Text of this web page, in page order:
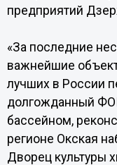
предприятий
«За последние
важнейшие
лучших в России
долгожданный
бассейном,
регионе Окская
Дворец культуры